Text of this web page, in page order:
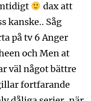
dax att
kanske.. Såg
på tv 6 Anger
och Men at
väl något bättre
fortfarande